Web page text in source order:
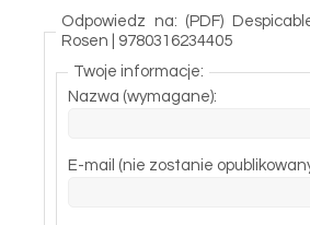
Odpowiedz na: (PDF)
Rosen | 9780316234405
Twoje informacje:
Nazwa (wymagane):
E-mail (nie zostanie